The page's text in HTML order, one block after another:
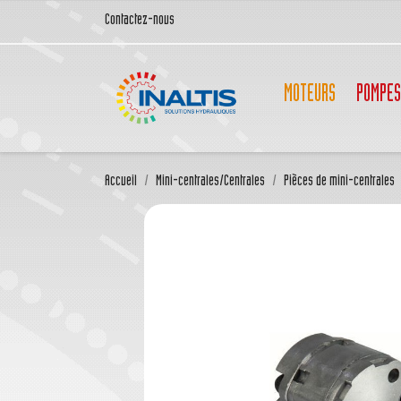
Contactez-nous
MOTEURS POMPES
Accueil Mini-centrales/Centrales Pièces de mini-centrales